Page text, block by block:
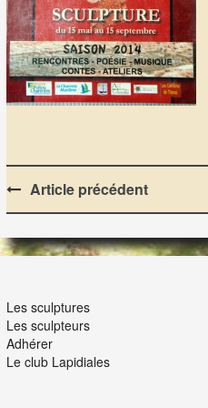
Post
navigation
Article précédent
Les sculptures
Les sculpteurs
Adhérer
Le club Lapidiales